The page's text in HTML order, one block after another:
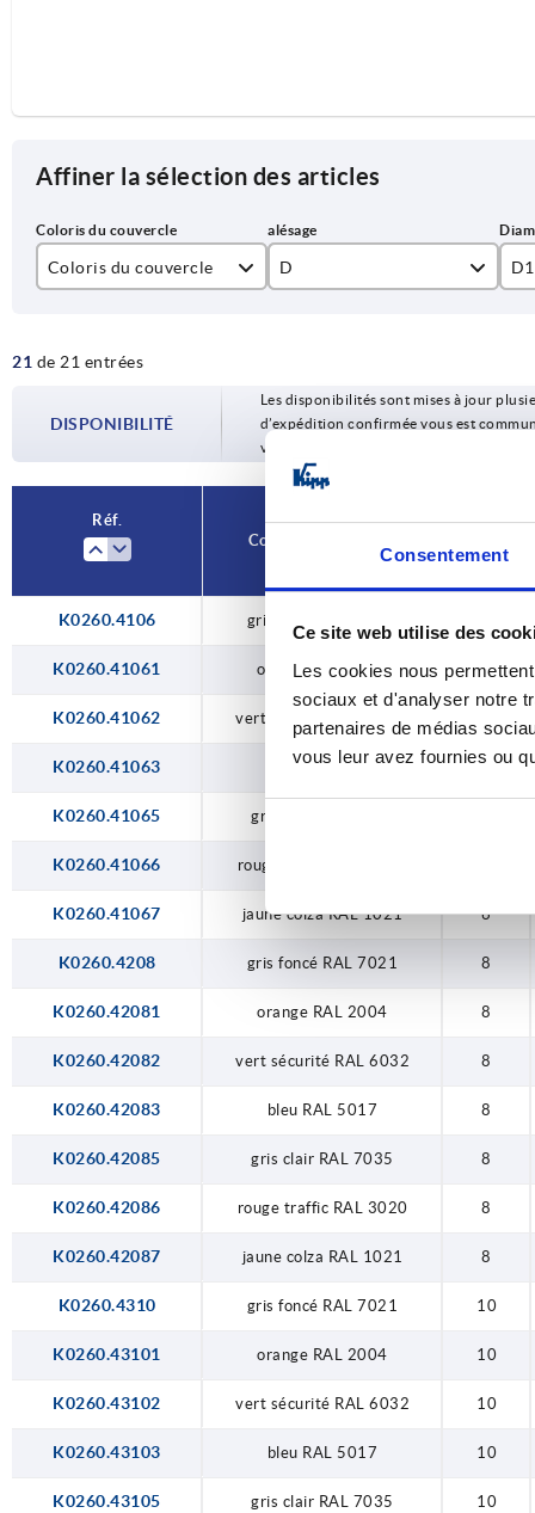
Consentement
Ce site web utilise des
Les cookies nous
sociaux et d'analyser notre
partenaires de médias
vous leur avez fournies ou
Affiner la sélection des articles
Coloris du couvercle
gris clair RAL 7035
gris foncé RAL 7021
jaune colza RAL 1021
rouge traffic RAL 3020
vert sécurité RAL 6032
D
10
D1
63
21 de 21 entrées
DISPONIBILITÉ
Les disponibilités sont mises à jour
d’expédition confirmée vous est
votre commande.
Réf.
Coloris du couvercle
K0260.4106 gris foncé RAL 7021
K0260.41061 orange RAL 2004 6
K0260.41062 vert sécurité RAL 6032
K0260.41063 bleu RAL 5017 6
K0260.41065 gris clair RAL 7035
K0260.41066 rouge traffic RAL 3020
K0260.41067 jaune colza RAL 1021 6
K0260.4208 gris foncé RAL 7021 8
K0260.42081 orange RAL 2004 8
K0260.42082 vert sécurité RAL 6032 8
K0260.42083 bleu RAL 5017 8
K0260.42085 gris clair RAL 7035 8
K0260.42086 rouge traffic RAL 3020 8
K0260.42087 jaune colza RAL 1021 8
K0260.4310 gris foncé RAL 7021 10
K0260.43101 orange RAL 2004 10
K0260.43102 vert sécurité RAL 6032 10
K0260.43103 bleu RAL 5017 10
K0260.43105 gris clair RAL 7035 10